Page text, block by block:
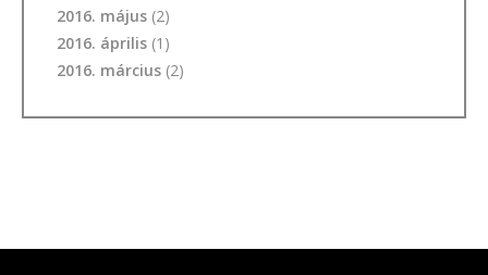
2016. május (2)
2016. április (1)
2016. március (2)